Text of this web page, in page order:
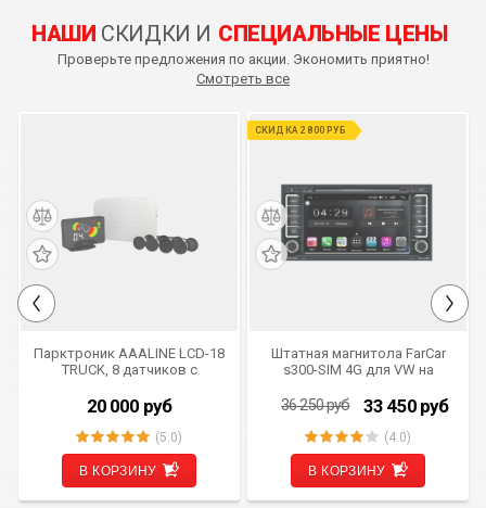
НАШИ СКИДКИ И СПЕЦИАЛЬНЫЕ ЦЕНЫ
Проверьте предложения по акции. Экономить приятно!
Смотреть все
Парктроник AAALINE LCD-18
TRUCK, 8 датчиков с
7,6 метров
20 000 руб
(5.0)
В КОРЗИНУ
СКИДКА 2 800 РУБ
Штатная магнитола FarCar
s300-SIM 4G для VW на
36 250руб 33 450 руб
(4.0)
В КОРЗИНУ